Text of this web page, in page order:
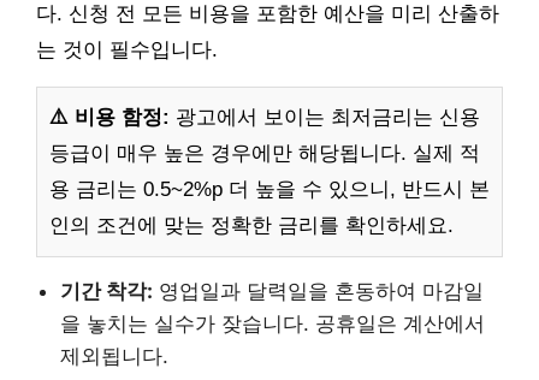
다. 신청 전 모든 비용을 포함한 예산을 미리 산출하
는 것이 필수입니다.
⚠️ 비용 함정: 광고에서 보이는 최저금리는 신용
등급이 매우 높은 경우에만 해당됩니다. 실제 적
용 금리는 0.5~2%p 더 높을 수 있으니, 반드시 본
인의 조건에 맞는 정확한 금리를 확인하세요.
기간 착각: 영업일과 달력일을 혼동하여 마감일
을 놓치는 실수가 잦습니다. 공휴일은 계산에서
제외됩니다.